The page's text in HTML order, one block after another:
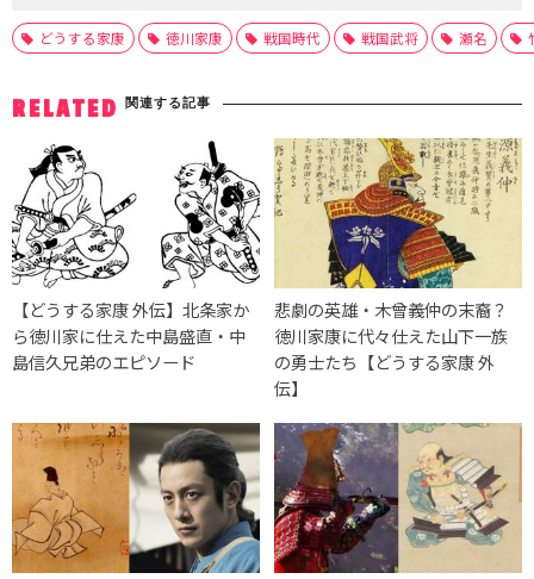
どうする家康 徳川家康 戦国時代 戦国武将 瀬名
RELATED 関連する記事
【どうする家康 外伝】北条家か
ら徳川家に仕えた中島盛直・中
島信久兄弟のエピソード
悲劇の英雄・木曾義仲の末裔？
徳川家康に代々仕えた山下一族
の勇士たち【どうする家康 外
伝】